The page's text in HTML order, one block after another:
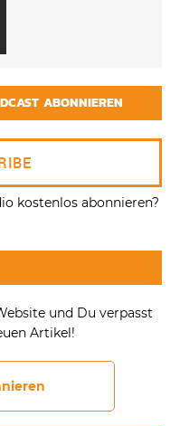
ABONNIEREN
kostenlos abonnieren?
und Du verpasst
Artikel!